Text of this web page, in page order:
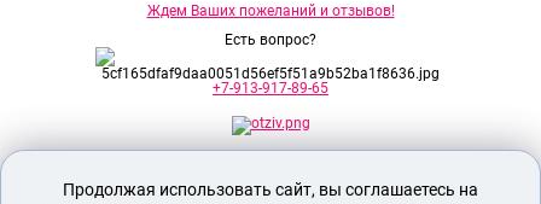
Ждем Ваших пожеланий и отзывов!
Есть вопрос?
+7-913-917-89-65
исключительно для лиц старше 18 лет!
Продолжая использовать сайт, вы соглашаетесь на